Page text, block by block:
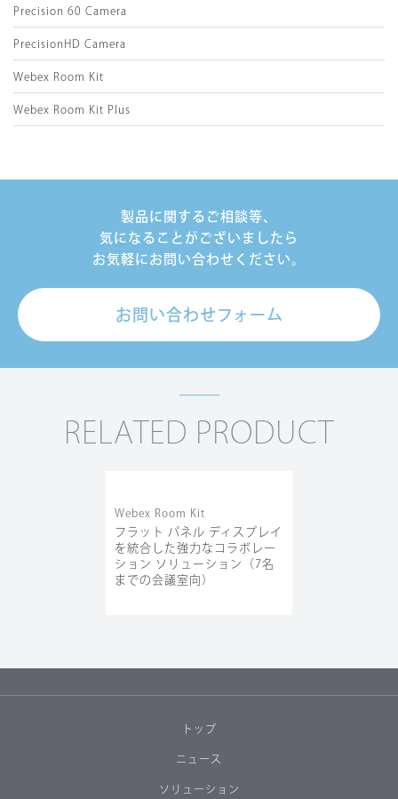
Precision 60 Camera
PrecisionHD Camera
Webex Room Kit
Webex Room Kit Plus
製品に関するご相談等、
気になることがございましたら
お気軽にお問い合わせください。
お問い合わせフォーム
RELATED PRODUCT
Webex Room Kit
フラット パネル ディスプレイ
を統合した強力なコラボレー
ション ソリューション（7名
までの会議室向）
トップ
ニュース
ソリューション